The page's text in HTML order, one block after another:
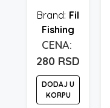
Fil
Fishing
280 RSD
DODAJ U
KORPU